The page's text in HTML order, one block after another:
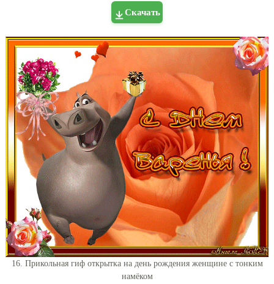
Скачать
16. Прикольная гиф открытка на день рождения женщине с тонким
намёком